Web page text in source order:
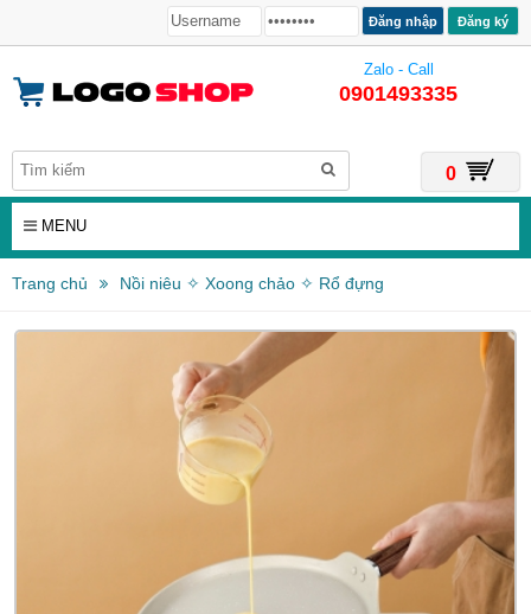
Đăng ký
Zalo - Call
0901493335
0
MENU
Trang chủ Nồi niêu ✧ Xoong chảo ✧ Rổ đựng